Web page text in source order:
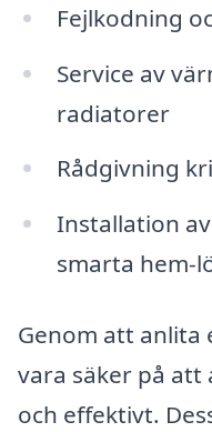
Fejlkodning
Service av
radiatorer
Rådgivning
Installation
smarta hem-
Genom att anlita
vara säker på
och effektivt.